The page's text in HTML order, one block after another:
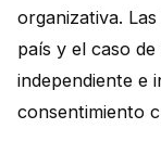
organizativa.
país y el caso
independiente e
consentimiento